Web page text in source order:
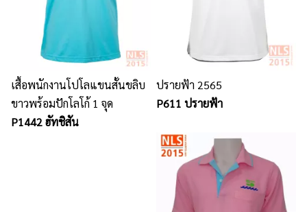
เสื้อพนักงานโปโลแขนสั้นขลิบ
ขาวพร้อมปักโลโก้ 1 จุด
P1442 ฮัทชิสัน
ปรายฟ้า 2565
P611 ปรายฟ้า